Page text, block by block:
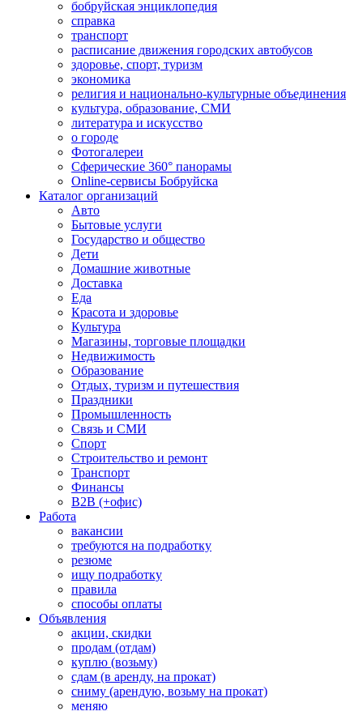
бобруйская энциклопедия
справка
транспорт
расписание движения городских автобусов
здоровье, спорт, туризм
экономика
религия и национально-культурные объединения
культура, образование, СМИ
литература и искусство
о городе
Фотогалереи
Сферические 360° панорамы
Online-сервисы Бобруйска
Каталог организаций
Авто
Бытовые услуги
Государство и общество
Дети
Домашние животные
Доставка
Еда
Красота и здоровье
Культура
Магазины, торговые площадки
Недвижимость
Образование
Отдых, туризм и путешествия
Праздники
Промышленность
Связь и СМИ
Спорт
Строительство и ремонт
Транспорт
Финансы
B2B (+офис)
Работа
вакансии
требуются на подработку
резюме
ищу подработку
правила
способы оплаты
Объявления
акции, скидки
продам (отдам)
куплю (возьму)
сдам (в аренду, на прокат)
сниму (арендую, возьму на прокат)
меняю